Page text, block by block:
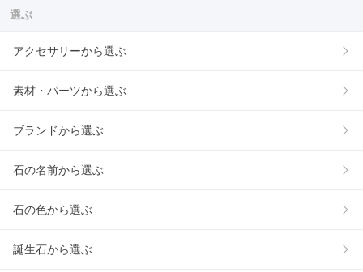
選ぶ
アクセサリーから選ぶ
素材・パーツから選ぶ
ブランドから選ぶ
石の名前から選ぶ
石の色から選ぶ
誕生石から選ぶ